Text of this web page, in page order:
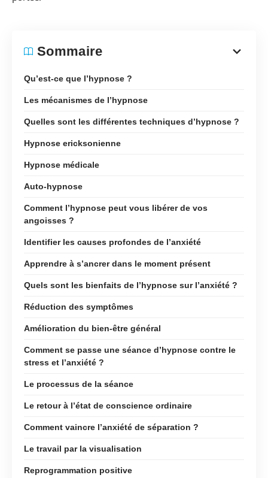
Sommaire
Qu’est-ce que l’hypnose ?
Les mécanismes de l’hypnose
Quelles sont les différentes techniques d’hypnose ?
Hypnose ericksonienne
Hypnose médicale
Auto-hypnose
Comment l’hypnose peut vous libérer de vos
angoisses ?
Identifier les causes profondes de l’anxiété
Apprendre à s’ancrer dans le moment présent
Quels sont les bienfaits de l’hypnose sur l’anxiété ?
Réduction des symptômes
Amélioration du bien-être général
Comment se passe une séance d’hypnose contre le
stress et l’anxiété ?
Le processus de la séance
Le retour à l’état de conscience ordinaire
Comment vaincre l’anxiété de séparation ?
Le travail par la visualisation
Reprogrammation positive